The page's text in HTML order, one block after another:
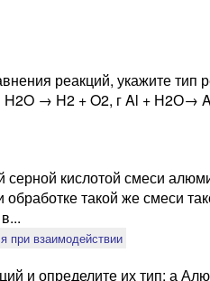
реакций, укажите тип
H2O → H2 + O2, г Al + Н2О→
серной кислотой смеси
обработке такой же смеси
при взаимодействии
и определите их тип: а